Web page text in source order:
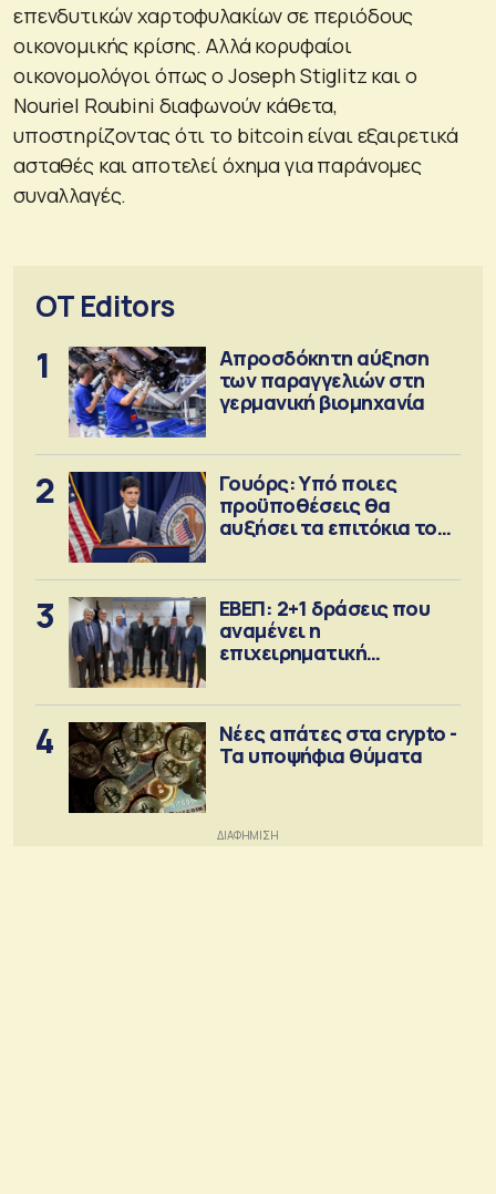
επενδυτικών χαρτοφυλακίων σε περιόδους
οικονομικής κρίσης. Αλλά κορυφαίοι
οικονομολόγοι όπως ο Joseph Stiglitz και ο
Nouriel Roubini διαφωνούν κάθετα,
υποστηρίζοντας ότι το bitcoin είναι εξαιρετικά
ασταθές και αποτελεί όχημα για παράνομες
συναλλαγές.
OT Editors
1
Απροσδόκητη αύξηση
των παραγγελιών στη
γερμανική βιομηχανία
2
Γουόρς: Υπό ποιες
προϋποθέσεις θα
αυξήσει τα επιτόκια τον
3
ΕΒΕΠ: 2+1 δράσεις που
αναμένει η
επιχειρηματική
4
Νέες απάτες στα crypto -
Τα υποψήφια θύματα